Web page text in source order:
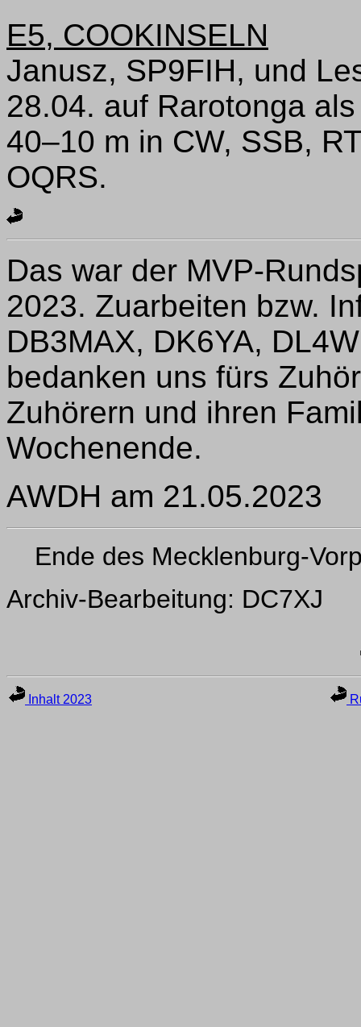
E5, COOKINSELN
Janusz, SP9FIH, und
28.04. auf Rarotonga
40–10 m in CW, SSB,
OQRS.
Das war der MVP-
2023. Zuarbeiten bzw.
DB3MAX, DK6YA,
bedanken uns fürs
Zuhörern und ihren
Wochenende.
AWDH am 21.05.2023
Ende des Mecklenburg-
Archiv-Bearbeitung: DC7XJ
Inhalt 2023